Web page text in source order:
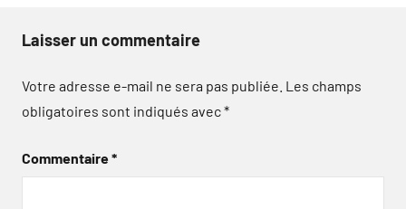
Laisser un commentaire
Votre adresse e-mail ne sera pas publiée. Les champs
obligatoires sont indiqués avec*
Commentaire*